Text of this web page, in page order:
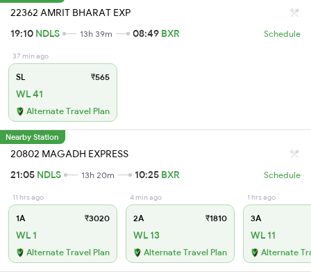
22362 AMRIT BHARAT EXP
19:10 NDLS 13h 39m 08:49 BXR Schedule
37 min ago
SL ₹565
WL 41
Alternate Travel Plan
Nearby Station
20802 MAGADH EXPRESS
21:05 NDLS 13h 20m 10:25 BXR Schedule
11 hrs ago
1A ₹3020
WL 1
Alternate Travel Plan
4 min ago
2A ₹1810
WL 13
Alternate Travel Plan
1 hrs ago
3A
WL 11
Alternate